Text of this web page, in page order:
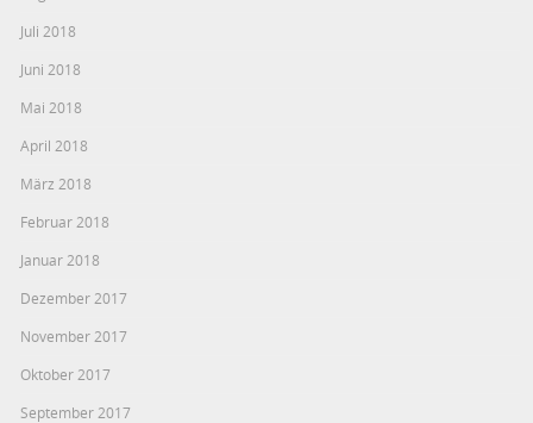
Juli 2018
Juni 2018
Mai 2018
April 2018
März 2018
Februar 2018
Januar 2018
Dezember 2017
November 2017
Oktober 2017
September 2017